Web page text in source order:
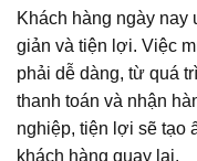
Khách hàng ngày
giản và tiện lợi. Việc
phải dễ dàng, từ quá
thanh toán và nhận
nghiệp, tiện lợi sẽ tạo
khách hàng quay lại.